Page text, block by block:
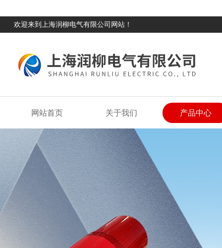
欢迎来到上海润柳电气有限公司网站！
网站首页 关于我们 产品中心